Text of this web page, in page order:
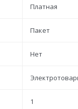
Платная
Пакет
Нет
1